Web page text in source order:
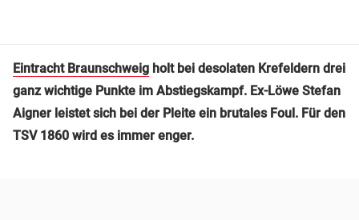
Eintracht Braunschweig holt bei desolaten Krefeldern drei
ganz wichtige Punkte im Abstiegskampf. Ex-Löwe Stefan
Aigner leistet sich bei der Pleite ein brutales Foul. Für den
TSV 1860 wird es immer enger.